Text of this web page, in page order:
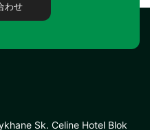
わせ
Sk. Celine Hotel Blok